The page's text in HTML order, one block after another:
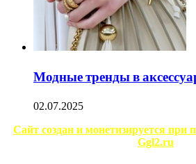
Модные тренды в
02.07.2025
Сайт создан и монетизируется при
Ggl2.ru